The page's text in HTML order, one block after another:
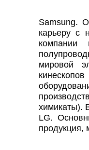
Samsung.
карьеру с
компании
мировой
химикаты).
LG.
продукция,